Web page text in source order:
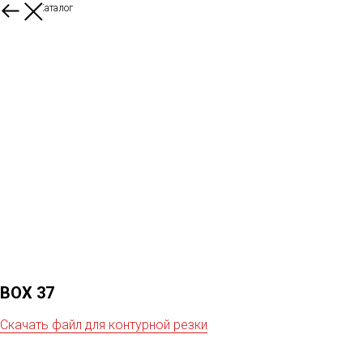
Назад в Каталог
BOX 37
Скачать файл для контурной резки